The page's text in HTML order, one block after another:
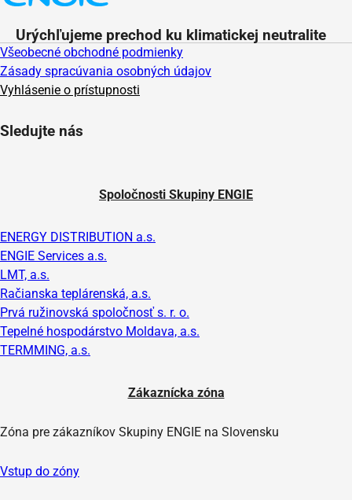
Urýchľujeme prechod ku klimatickej neutralite
Všeobecné obchodné podmienky
Zásady spracúvania osobných údajov
Vyhlásenie o prístupnosti
Sledujte nás
Spoločnosti Skupiny ENGIE
ENERGY DISTRIBUTION a.s.
ENGIE Services a.s.
LMT, a.s.
Račianska teplárenská, a.s.
Prvá ružinovská spoločnosť s. r. o.
Tepelné hospodárstvo Moldava, a.s.
TERMMING, a.s.
Zákaznícka zóna
Zóna pre zákazníkov Skupiny ENGIE na Slovensku
Vstup do zóny